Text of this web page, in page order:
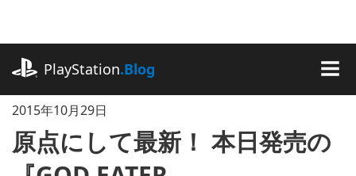
に
キ
ッ
プ
PlayStation.Blog
2015年10月29日
原点にして最新！ 本日発売の